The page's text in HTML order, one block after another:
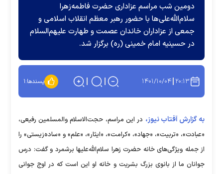
دومین شب مراسم عزاداری حضرت فاطمه‌زهرا
سلام‌الله‌علی‌ها با حضور رهبر معظم انقلاب اسلامی و
جمعی از عزاداران خاندان عصمت و طهارت علیهم‌السلام
در حسینیه امام خمینی (ره) برگزار شد.
۲۰:۱۳ ۱۴۰۱/۱۰/۰۴ پسندها:۱
به گزارش آفتاب نیوز، در این مراسم، حجت‌الاسلام والمسلمین رفیعی،
«عبادت»، «تربیت»، «جهاد»، «کرامت»، «ایثار»، «علم» و «ساده‌زیستی» را
از جمله ویژگی‌های خانه حضرت زهرا سلام‌الله‌علیها برشمرد و گفت: درس
جوانان ما از بانوی بزرگ بشریت و خانه او این است که در اوج جوانی